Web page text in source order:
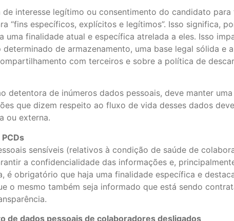
de interesse legítimo ou consentimento do candidato
“fins específicos, explícitos e legítimos”. Isso significa,
uma finalidade atual e específica atrelada a eles. Isso
de armazenamento, uma base legal sólida
com terceiros e sobre a política de
detentora de inúmeros dados pessoais, deve manter
que dizem respeito ao fluxo de vida desses dados
ou externa.
sensíveis (relativos à condição de saúde de
a confidencialidade das informações e,
é obrigatório que haja uma finalidade específica e
o mesmo também seja informado que está sendo
de dados pessoais de colaboradores desligados